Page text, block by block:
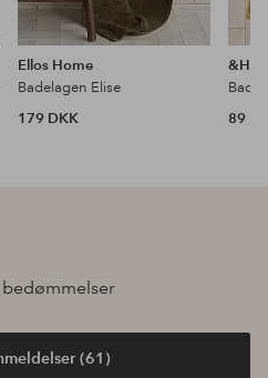
Ellos Home
Badelagen Elise
179 DKK
89
bedømmelser
(61)